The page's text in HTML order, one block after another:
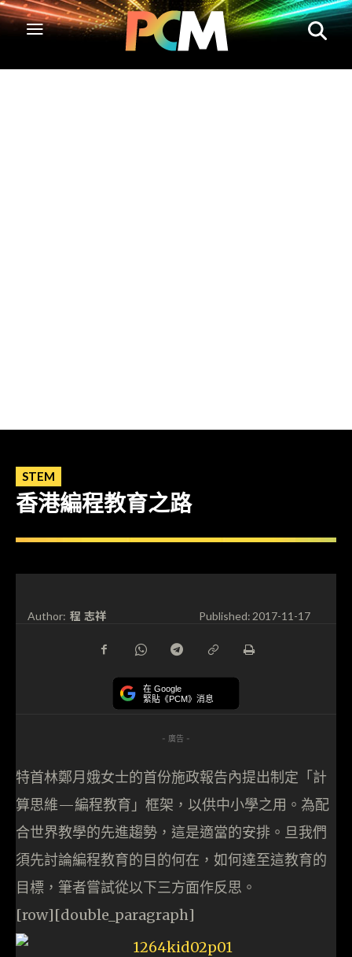
STEM
香港編程教育之路
Author: 程 志祥 Published:2017-11-17
在 Google
緊貼《PCM》消息
- 廣告 -
特首林鄭月娥女士的首份施政報告內提出制定「計
算思維—編程教育」框架，以供中小學之用。為配
合世界教學的先進趨勢，這是適當的安排。旦我們
須先討論編程教育的目的何在，如何達至這教育的
目標，筆者嘗試從以下三方面作反思。
[row][double_paragraph]